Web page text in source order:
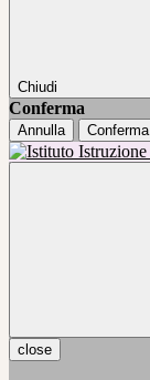
Chiudi
Conferma
Annulla Conferma
close